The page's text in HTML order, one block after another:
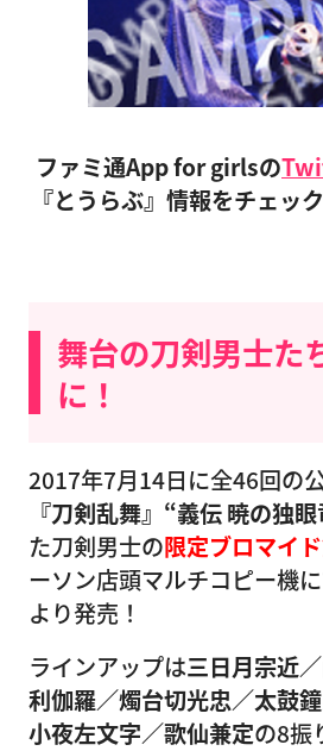
ファミ通App for girlsの
『とうらぶ』情報をチェッ
舞台の刀剣男士た
に！
2017年7月14日に全46回の
『刀剣乱舞』“義伝 暁の独
た刀剣男士の限定ブロマイ
ーソン店頭マルチコピー機
より発売！
ラインアップは三日月宗近
利伽羅／燭台切光忠／太鼓
小夜左文字／歌仙兼定の8振